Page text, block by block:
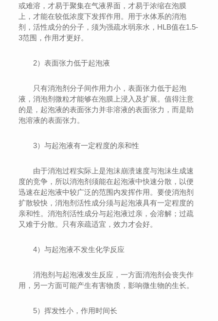
或难溶，才易于聚集在气液界面，才易于浓缩在泡膜
上，才能在较低浓度下发挥作用。用于水体系的消泡
剂，活性成分的分子，须为强疏水弱亲水，HLB值在1.5-
3范围，作用才更好。
2）表面张力低于起泡液
只有消泡剂分子间作用力小，表面张力低于起泡
液，消泡剂微粒才能够在泡膜上浸入及扩展。值得注意
的是，起泡液的表面张力并非溶液的表面张力，而是助
泡溶液的表面张力。
3）与起泡液有一定程度的亲和性
由于消泡过程实际上是泡沫崩溃速度与泡沫生成速
度的竞争，所以消泡剂须能在起泡液中快速分散，以便
迅速在起泡液中较广泛的范围内发挥作用。要使消泡剂
扩散较快，消泡剂活性成分须与起泡液具有一定程度的
亲和性。消泡剂活性成分与起泡液过亲，会溶解；过疏
又难于分散。只有亲疏适宜，效力才会好。
4）与起泡液不发生化学反应
消泡剂与起泡液发生反应，一方面消泡剂会丧失作
用，另一方面可能产生有害物质，影响微生物的生长。
5）挥发性小，作用时间长